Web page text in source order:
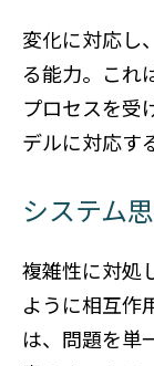
変化に対応し
る能力。これ
プロセスを受
デルに対応す
システム
複雑性に対処
ように相互作
は、問題を単